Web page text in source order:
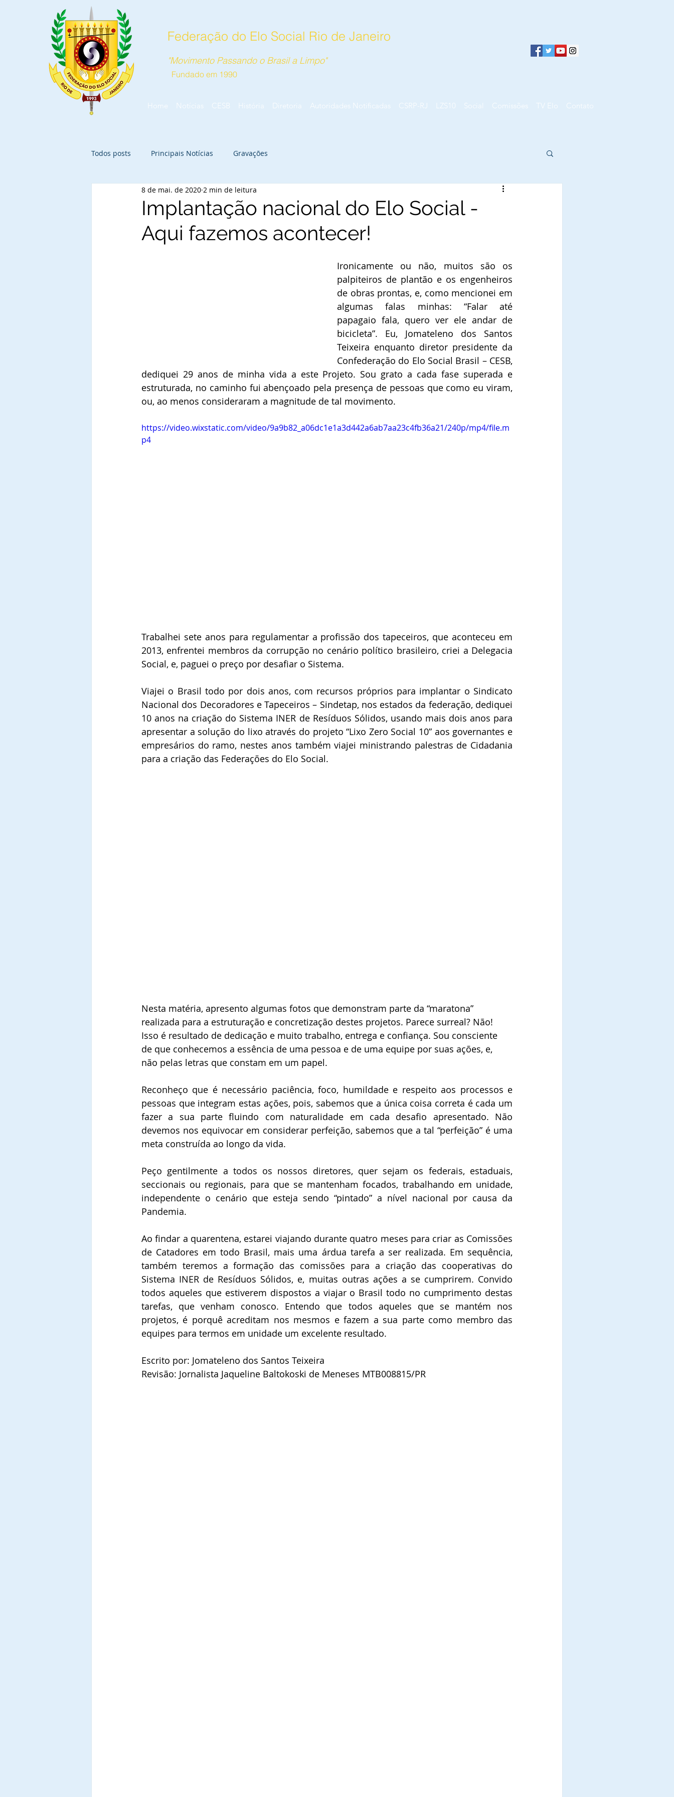
Federação do Elo Social Rio de Janeiro
"Movimento Passando o Brasil a Limpo"
Fundado em 1990
Home Notícias CESB História Diretoria Autoridades Notificadas CSRP-RJ LZS10 Social Comissões TV Elo Contato
Todos posts Principais Notícias Gravações
Implantação nacional do Elo Social -
Aqui fazemos acontecer!
8 de mai. de 2020 2 min de leitura
Ironicamente ou não, muitos são os
palpiteiros de plantão e os engenheiros
de obras prontas, e, como mencionei em
algumas falas minhas: “Falar até
papagaio fala, quero ver ele andar de
bicicleta”. Eu, Jomateleno dos Santos
Teixeira enquanto diretor presidente da
Confederação do Elo Social Brasil – CESB,
dediquei 29 anos de minha vida a este Projeto. Sou grato a cada fase superada e
estruturada, no caminho fui abençoado pela presença de pessoas que como eu viram,
ou, ao menos consideraram a magnitude de tal movimento.
https://video.wixstatic.com/video/9a9b82_a06dc1e1a3d442a6ab7aa23c4fb36a21/240p/mp4/file.m
p4
Trabalhei sete anos para regulamentar a profissão dos tapeceiros, que aconteceu em
2013, enfrentei membros da corrupção no cenário político brasileiro, criei a Delegacia
Social, e, paguei o preço por desafiar o Sistema.
Viajei o Brasil todo por dois anos, com recursos próprios para implantar o Sindicato
Nacional dos Decoradores e Tapeceiros – Sindetap, nos estados da federação, dediquei
10 anos na criação do Sistema INER de Resíduos Sólidos, usando mais dois anos para
apresentar a solução do lixo através do projeto “Lixo Zero Social 10” aos governantes e
empresários do ramo, nestes anos também viajei ministrando palestras de Cidadania
para a criação das Federações do Elo Social.
Nesta matéria, apresento algumas fotos que demonstram parte da “maratona”
realizada para a estruturação e concretização destes projetos. Parece surreal? Não!
Isso é resultado de dedicação e muito trabalho, entrega e confiança. Sou consciente
de que conhecemos a essência de uma pessoa e de uma equipe por suas ações, e,
não pelas letras que constam em um papel.
Reconheço que é necessário paciência, foco, humildade e respeito aos processos e
pessoas que integram estas ações, pois, sabemos que a única coisa correta é cada um
fazer a sua parte fluindo com naturalidade em cada desafio apresentado. Não
devemos nos equivocar em considerar perfeição, sabemos que a tal “perfeição” é uma
meta construída ao longo da vida.
Peço gentilmente a todos os nossos diretores, quer sejam os federais, estaduais,
seccionais ou regionais, para que se mantenham focados, trabalhando em unidade,
independente o cenário que esteja sendo “pintado” a nível nacional por causa da
Pandemia.
Ao findar a quarentena, estarei viajando durante quatro meses para criar as Comissões
de Catadores em todo Brasil, mais uma árdua tarefa a ser realizada. Em sequência,
também teremos a formação das comissões para a criação das cooperativas do
Sistema INER de Resíduos Sólidos, e, muitas outras ações a se cumprirem. Convido
todos aqueles que estiverem dispostos a viajar o Brasil todo no cumprimento destas
tarefas, que venham conosco. Entendo que todos aqueles que se mantém nos
projetos, é porquê acreditam nos mesmos e fazem a sua parte como membro das
equipes para termos em unidade um excelente resultado.
Escrito por: Jomateleno dos Santos Teixeira
Revisão: Jornalista Jaqueline Baltokoski de Meneses MTB008815/PR